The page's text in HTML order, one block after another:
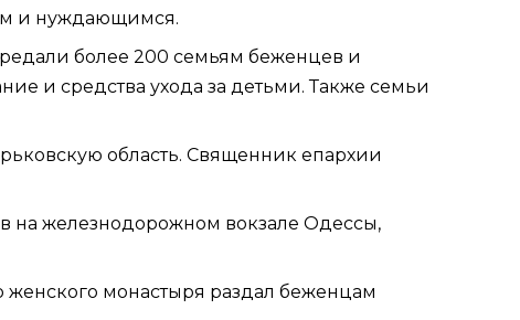
и нуждающимся.
более 200 семьям беженцев и
и средства ухода за детьми. Также семьи
область. Священник епархии
на железнодорожном вокзале Одессы,
женского монастыря раздал беженцам